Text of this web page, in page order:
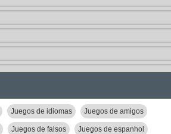
Juegos de idiomas Juegos de amigos
Juegos de falsos Juegos de espanhol